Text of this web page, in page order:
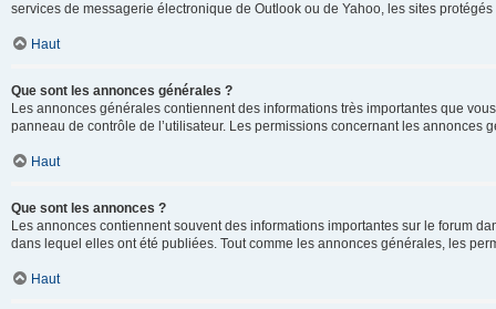
services de messagerie électronique de Outlook ou de Yahoo, les sites
Haut
Que sont les annonces générales ?
Les annonces générales contiennent des informations très importantes que
panneau de contrôle de l’utilisateur. Les permissions concernant les annonces
Haut
Que sont les annonces ?
Les annonces contiennent souvent des informations importantes sur le forum
dans lequel elles ont été publiées. Tout comme les annonces générales, les
Haut